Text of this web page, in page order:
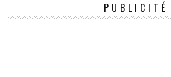
PUBLICITÉ